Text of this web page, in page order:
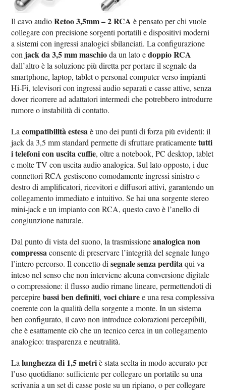
Il cavo audioRetoo 3,5mm – 2 RCA è pensato per chi vuole
collegare con precisione sorgenti portatili e dispositivi moderni
a sistemi con ingressi analogici sbilanciati. La configurazione
con jack da 3,5 mm maschioda un lato edoppio RCA
dall’altro è la soluzione più diretta per portare il segnale da
smartphone, laptop, tablet o personal computer verso impianti
Hi‑Fi, televisori con ingressi audio separati e casse attive, senza
dover ricorrere ad adattatori intermedi che potrebbero introdurre
rumore o instabilità di contatto.
Lacompatibilità estesaè uno dei punti di forza più evidenti: il
jack da 3,5 mm standard permette di sfruttare praticamentetutti
i telefoni con uscita cuffie, oltre a notebook, PC desktop, tablet
e molte TV con uscita audio analogica. Sul lato opposto, i due
connettori RCA gestiscono comodamente ingressi sinistro e
destro di amplificatori, ricevitori e diffusori attivi, garantendo un
collegamento immediato e intuitivo. Se hai una sorgente stereo
mini‑jack e un impianto con RCA, questo cavo è l’anello di
congiunzione naturale.
Dal punto di vista del suono, la trasmissioneanalogica non
compressaconsente di preservare l’integrità del segnale lungo
l’intero percorso. Il concetto disegnale senza perditaqui va
inteso nel senso che non interviene alcuna conversione digitale
o compressione: il flusso audio rimane lineare, permettendoti di
percepirebassi ben definiti,voci chiaree una resa complessiva
coerente con la qualità della sorgente a monte. In un sistema
ben configurato, il cavo non introduce colorazioni percepibili,
che è esattamente ciò che un tecnico cerca in un collegamento
analogico: trasparenza e neutralità.
Lalunghezza di 1,5 metriè stata scelta in modo accurato per
l’uso quotidiano: sufficiente per collegare un portatile su una
scrivania a un set di casse poste su un ripiano, o per collegare